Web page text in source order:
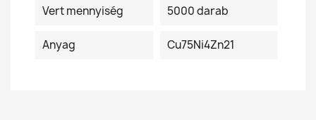
Vert mennyiség 5000 darab
Anyag Cu75Ni4Zn21